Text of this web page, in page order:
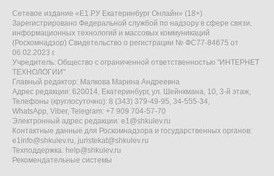
Сетевое издание «Е1.РУ Екатеринбург Онлайн» (18+)
Зарегистрировано Федеральной службой по надзору в сфере связи,
информационных технологий и массовых коммуникаций
(Роскомнадзор) Свидетельство о регистрации № ФС77-84675 от
06.02.2023 г.
Учредитель: Общество с ограниченной ответственностью "ИНТЕРНЕТ
ТЕХНОЛОГИИ"
Главный редактор: Малкова Марина Андреевна
Адрес редакции: 620014, Екатеринбург, ул. Шейнкмана, 10, 3-й этаж,
Телефоны (круглосуточно): 8 (343) 379-49-95, 34-555-34,
WhatsApp, Viber, Telegram: +7 909 704-57-70
Электронный адрес редакции: e1@shkulev.ru
Контактные данные для Роскомнадзора и государственных органов:
e1info@shkulev.ru, juristekat@shkulev.ru
Техподдержка: help@shkulev.ru
Рекомендательные системы